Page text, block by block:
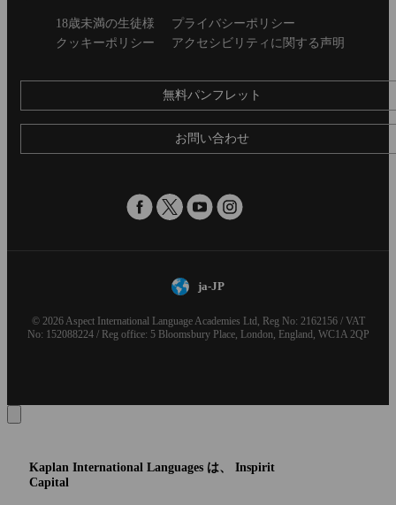
Secondary18歳未満の生徒様
プライバシーポリシー
クッキーポリシー
アクセシビリティに関する声明
無料パンフレット
お問い合わせ
ja-JP
© 2026 Aspect International Language Academies Ltd, Reg No: 2162156 / VAT
No: 152088224 / Reg office: 5 Bloomsbury Place, London, England, WC1A 2QP
Kaplan International Languages は、 Inspirit
Capital